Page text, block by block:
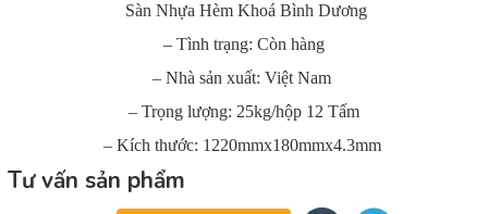
Sàn Nhựa Hèm Khoá Bình Dương
– Tình trạng: Còn hàng
– Nhà sản xuất: Việt Nam
– Trọng lượng: 25kg/hộp 12 Tấm
– Kích thước: 1220mmx180mmx4.3mm
Tư vấn sản phẩm